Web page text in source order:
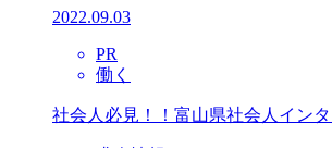
2022.09.03
PR
働く
社会人必見！！富山県社会人イン